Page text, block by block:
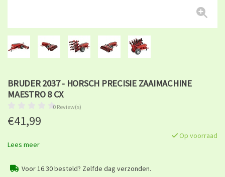
BRUDER 2037 - HORSCH PRECISIE ZAAIMACHINE
MAESTRO 8 CX
0 Review(s)
€41,99
Op voorraad
Lees meer
Voor 16.30 besteld? Zelfde dag verzonden.